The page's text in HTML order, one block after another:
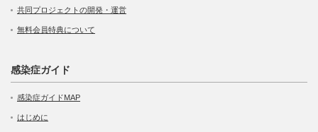
共同プロジェクトの開発・運営
無料会員特典について
感染症ガイド
感染症ガイドMAP
はじめに